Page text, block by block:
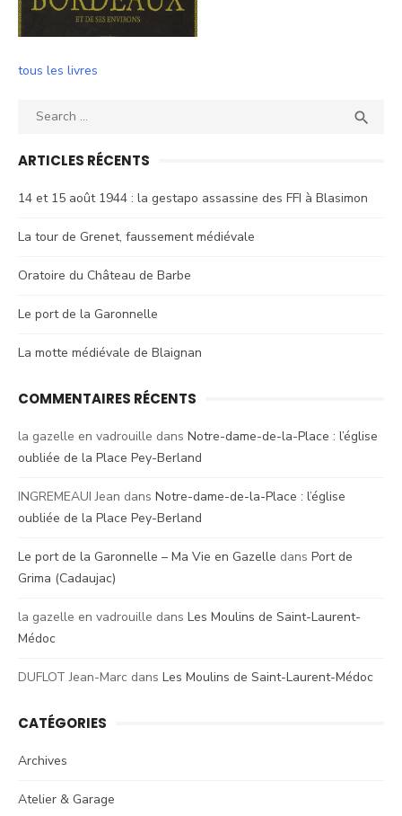
tous les livres
Search

ARTICLES RÉCENTS
14 et 15 août 1944 : la gestapo assassine des FFI à Blasimon
La tour de Grenet, faussement médiévale
Oratoire du Château de Barbe
Le port de la Garonnelle
La motte médiévale de Blaignan
COMMENTAIRES RÉCENTS
la gazelle en vadrouille dans Notre-dame-de-la-Place : l’église
oubliée de la Place Pey-Berland
INGREMEAUI Jean dans Notre-dame-de-la-Place : l’église
oubliée de la Place Pey-Berland
Le port de la Garonnelle – Ma Vie en Gazelle dans Port de
Grima (Cadaujac)
la gazelle en vadrouille dans Les Moulins de Saint-Laurent-
Médoc
DUFLOT Jean-Marc dans Les Moulins de Saint-Laurent-Médoc
CATÉGORIES
Archives
Atelier & Garage